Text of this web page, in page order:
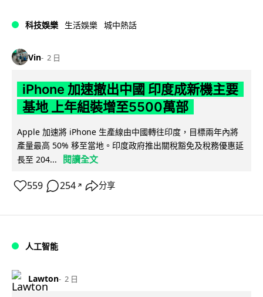
科技娛樂 生活娛樂 城中熱話
Vin 2 日
iPhone 加速撤出中國 印度成新機主要
基地 上年組裝增至5500萬部
Apple 加速將 iPhone 生產線由中國轉往印度，目標兩年內將
產量最高 50% 移至當地。印度政府推出關稅豁免及稅務優惠延
長至 204...
閱讀全文
559 254 ↗ 分享
人工智能
Lawton 2 日